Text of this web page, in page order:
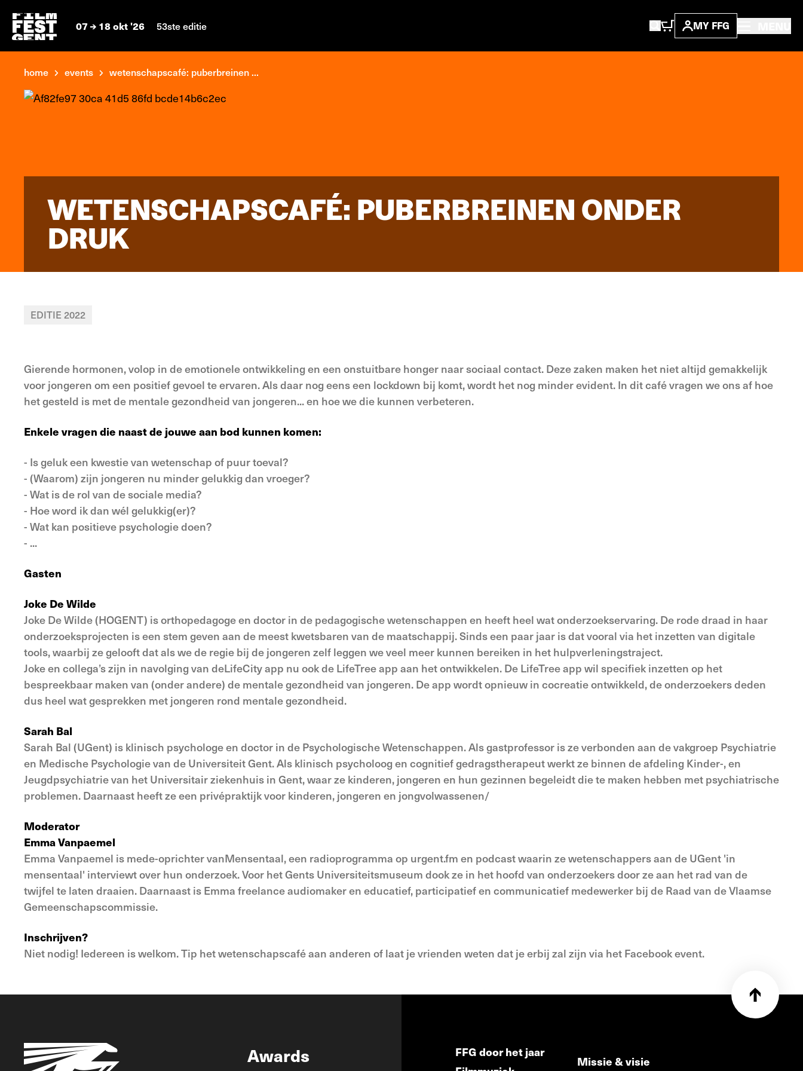
07 18 okt '26 53ste editie MY FFG
home events wetenschapscafé: puberbreinen ...
WETENSCHAPSCAFÉ: PUBERBREINEN ONDER
DRUK
EDITIE 2022
Gierende hormonen, volop in de emotionele ontwikkeling en een onstuitbare honger naar sociaal contact. Deze zaken maken het niet altijd gemakkelijk
voor jongeren om een positief gevoel te ervaren. Als daar nog eens een lockdown bij komt, wordt het nog minder evident. In dit café vragen we ons af hoe
het gesteld is met de mentale gezondheid van jongeren... en hoe we die kunnen verbeteren.
Enkele vragen die naast de jouwe aan bod kunnen komen:
- Is geluk een kwestie van wetenschap of puur toeval?
- (Waarom) zijn jongeren nu minder gelukkig dan vroeger?
- Wat is de rol van de sociale media?
- Hoe word ik dan wél gelukkig(er)?
- Wat kan positieve psychologie doen?
- ...
Gasten
Joke De Wilde
Joke De Wilde (HOGENT) is orthopedagoge en doctor in de pedagogische wetenschappen en heeft heel wat onderzoekservaring. De rode draad in haar
onderzoeksprojecten is een stem geven aan de meest kwetsbaren van de maatschappij. Sinds een paar jaar is dat vooral via het inzetten van digitale
tools, waarbij ze gelooft dat als we de regie bij de jongeren zelf leggen we veel meer kunnen bereiken in het hulpverleningstraject.
Joke en collega’s zijn in navolging van deLifeCity app nu ook de LifeTree app aan het ontwikkelen. De LifeTree app wil specifiek inzetten op het
bespreekbaar maken van (onder andere) de mentale gezondheid van jongeren. De app wordt opnieuw in cocreatie ontwikkeld, de onderzoekers deden
dus heel wat gesprekken met jongeren rond mentale gezondheid.
Sarah Bal
Sarah Bal (UGent) is klinisch psychologe en doctor in de Psychologische Wetenschappen. Als gastprofessor is ze verbonden aan de vakgroep Psychiatrie
en Medische Psychologie van de Universiteit Gent. Als klinisch psycholoog en cognitief gedragstherapeut werkt ze binnen de afdeling Kinder-, en
Jeugdpsychiatrie van het Universitair ziekenhuis in Gent, waar ze kinderen, jongeren en hun gezinnen begeleidt die te maken hebben met psychiatrische
problemen. Daarnaast heeft ze een privépraktijk voor kinderen, jongeren en jongvolwassenen/
Moderator
Emma Vanpaemel
Emma Vanpaemel is mede-oprichter vanMensentaal, een radioprogramma op urgent.fm en podcast waarin ze wetenschappers aan de UGent 'in
mensentaal' interviewt over hun onderzoek. Voor het Gents Universiteitsmuseum dook ze in het hoofd van onderzoekers door ze aan het rad van de
twijfel te laten draaien. Daarnaast is Emma freelance audiomaker en educatief, participatief en communicatief medewerker bij de Raad van de Vlaamse
Gemeenschapscommissie.
Inschrijven?
Niet nodig! Iedereen is welkom. Tip het wetenschapscafé aan anderen of laat je vrienden weten dat je erbij zal zijn via het Facebook event.
Awards
FFG door het jaar
Missie & visie